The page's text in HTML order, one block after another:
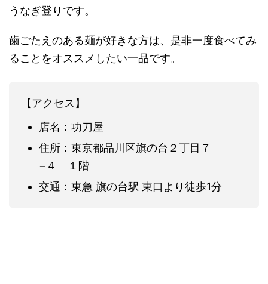
うなぎ登りです。
歯ごたえのある麺が好きな方は、是非一度食べてみ
ることをオススメしたい一品です。
【アクセス】
店名：功刀屋
住所：東京都品川区旗の台２丁目７
−４ １階
交通：東急 旗の台駅 東口より徒歩1分